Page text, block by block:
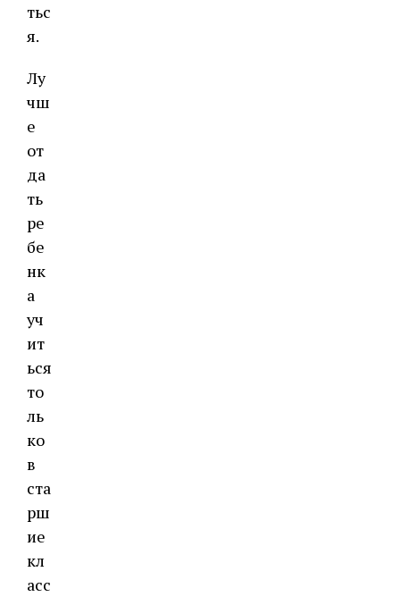
тьс
я.
Лу
чш
е
от
да
ть
ре
бе
нк
а
уч
ит
ься
то
ль
ко
в
ста
рш
ие
кл
асс